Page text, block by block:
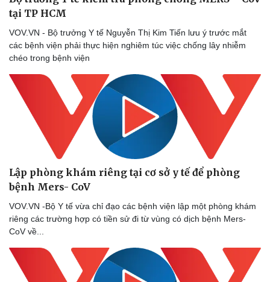
tại TP HCM
VOV.VN - Bộ trưởng Y tế Nguyễn Thị Kim Tiến lưu ý trước mắt
các bệnh viện phải thực hiện nghiêm túc việc chống lây nhiễm
chéo trong bệnh viện
Lập phòng khám riêng tại cơ sở y tế để phòng
bệnh Mers- CoV
VOV.VN -Bộ Y tế vừa chỉ đạo các bệnh viện lập một phòng khám
riêng các trường hợp có tiền sử đi từ vùng có dịch bệnh Mers-
CoV về...